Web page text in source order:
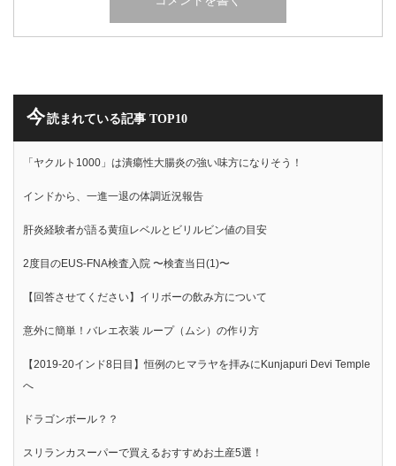
今読まれている記事 TOP10
「ヤクルト1000」は潰瘍性大腸炎の強い味方になりそう！
インドから、一進一退の体調近況報告
肝炎経験者が語る黄疸レベルとビリルビン値の目安
2度目のEUS-FNA検査入院 〜検査当日(1)〜
【回答させてください】イリボーの飲み方について
意外に簡単！バレエ衣装 ループ（ムシ）の作り方
【2019-20インド8日目】恒例のヒマラヤを拝みにKunjapuri Devi Temple
へ
ドラゴンボール？？
スリランカスーパーで買えるおすすめお土産5選！